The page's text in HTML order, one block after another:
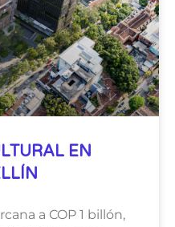
EN
a COP 1 billón,